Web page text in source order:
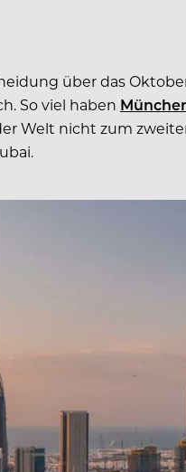
über das
So viel haben
Welt nicht zum